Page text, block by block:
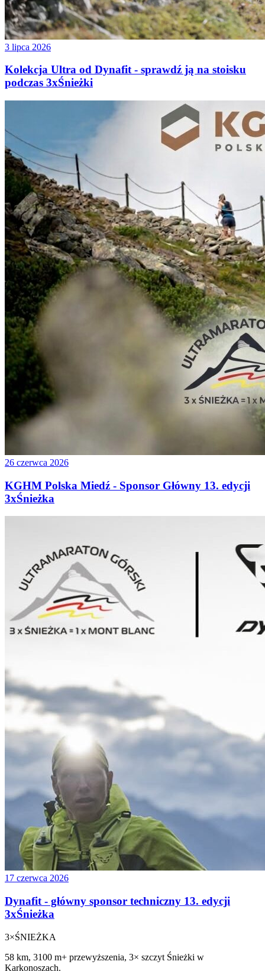
3 lipca 2026
Kolekcja Ultra od Dynafit - sprawdź ją na stoisku
podczas 3xŚnieżki
26 czerwca 2026
KGHM Polska Miedź - Sponsor Główny 13. edycji
3xŚnieżka
17 czerwca 2026
Dynafit - główny sponsor techniczny 13. edycji
3xŚnieżka
3×ŚNIEŻKA
58 km, 3100 m+ przewyższenia, 3× szczyt Śnieżki w
Karkonoszach.